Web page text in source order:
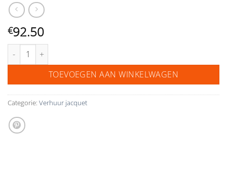
€92.50
Jacquet huren compleet aantal
TOEVOEGEN AAN WINKELWAGEN
Categorie: Verhuur jacquet